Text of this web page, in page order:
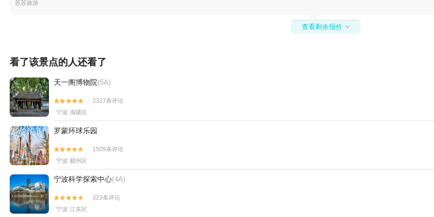
苏苏旅游
查看剩余报价 
看了该景点的人还看了
天一阁博物院(5A)


2327条评论
宁波·海曙区
罗蒙环球乐园


1509条评论
宁波·鄞州区
宁波科学探索中心(4A)


323条评论
宁波·江东区